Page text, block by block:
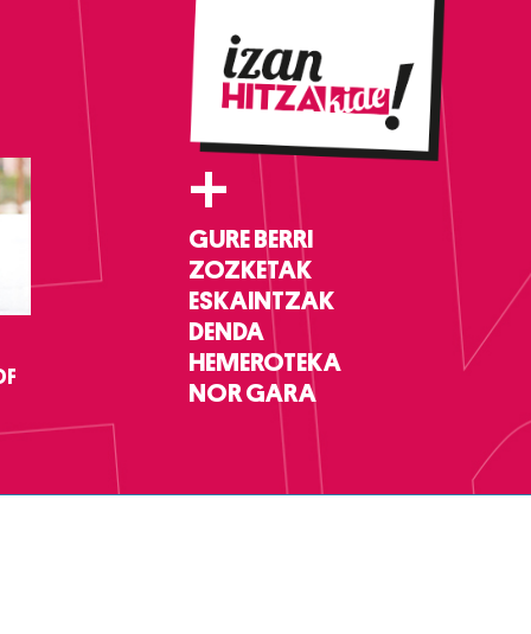
+
GURE BERRI
ZOZKETAK
ESKAINTZAK
DENDA
HEMEROTEKA
NOR GARA